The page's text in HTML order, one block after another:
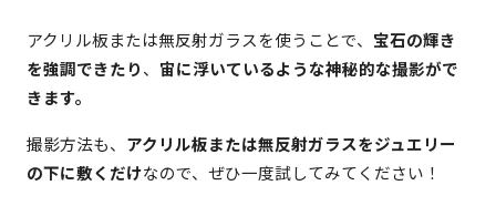
アクリル板または無反射ガラスを使うことで、 宝石の輝き
を強調できたり、 宙に浮いているような神秘的な撮影がで
きます。
撮影方法も、 アクリル板または無反射ガラスをジュエリー
の下に敷くだけなので、ぜひ一度試してみてください！